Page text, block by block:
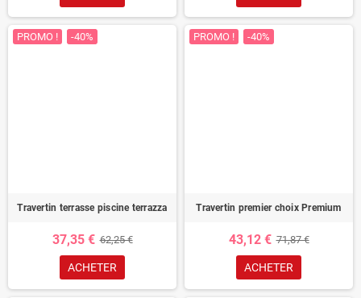
PROMO ! -40%
Travertin terrasse piscine terrazza
37,35 € 62,25 €
ACHETER
PROMO ! -40%
Travertin premier choix Premium
43,12 € 71,87 €
ACHETER